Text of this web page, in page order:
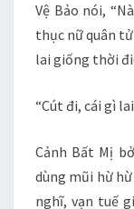
Vệ Bảo nói,
thục nữ quân
lai giống thời
“Cút đi, cái gì
Cảnh Bất Mị
dùng mũi hừ
nghĩ, vạn tuế